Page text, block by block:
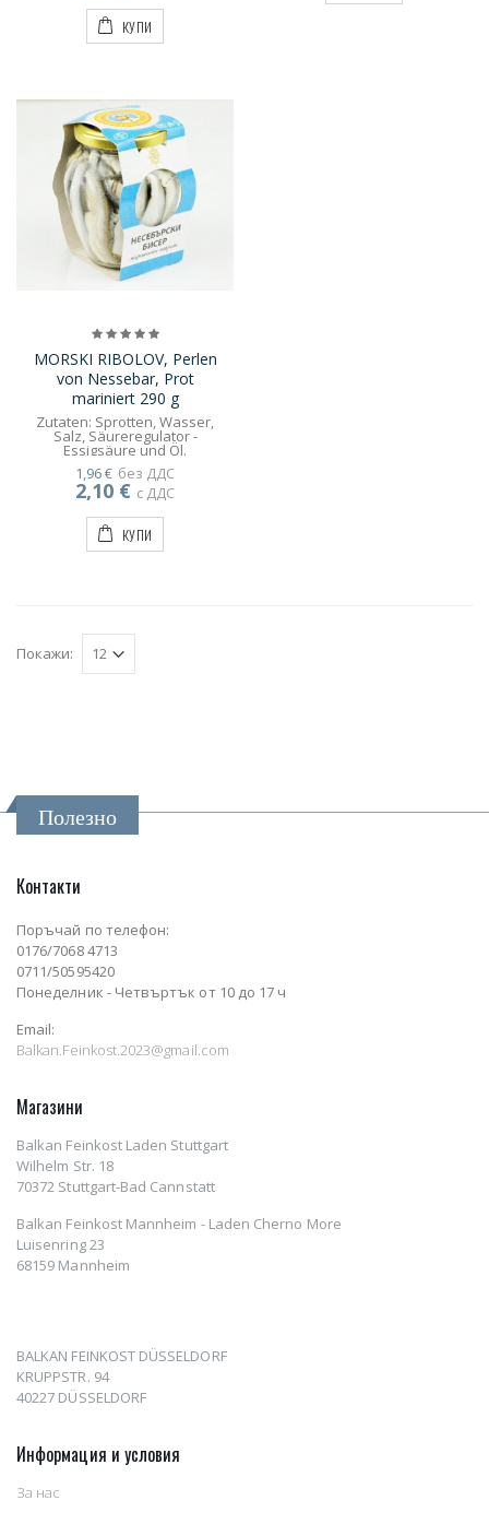
КУПИ
MORSKI RIBOLOV, Perlen
von Nessebar, Prot
mariniert 290 g
Zutaten: Sprotten, Wasser,
Salz, Säureregulator -
Essigsäure und Öl.
без ДДС
1,96 €
с ДДС
2,10 €
КУПИ
Покажи:
Полезно
Контакти
Поръчай по телефон:
0176/7068 4713
0711/50595420
Понеделник - Четвъртък от 10 до 17 ч
Email:
Balkan.Feinkost.2023@gmail.com
Магазини
Balkan Feinkost Laden Stuttgart
Wilhelm Str. 18
70372 Stuttgart-Bad Cannstatt
Balkan Feinkost Mannheim - Laden Cherno More
Luisenring 23
68159 Mannheim
BALKAN FEINKOST DÜSSELDORF
KRUPPSTR. 94
40227 DÜSSELDORF
Информация и условия
За нас